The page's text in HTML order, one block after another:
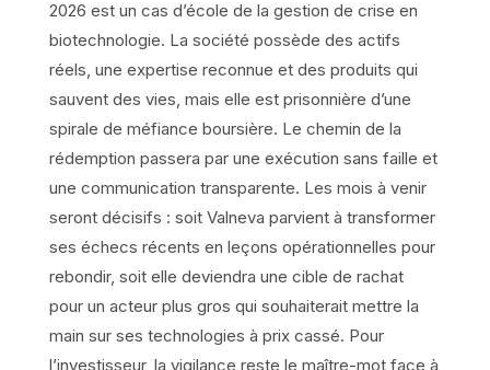
2026 est un cas d’école de la gestion de crise en
biotechnologie. La société possède des actifs
réels, une expertise reconnue et des produits qui
sauvent des vies, mais elle est prisonnière d’une
spirale de méfiance boursière. Le chemin de la
rédemption passera par une exécution sans faille et
une communication transparente. Les mois à venir
seront décisifs : soit Valneva parvient à transformer
ses échecs récents en leçons opérationnelles pour
rebondir, soit elle deviendra une cible de rachat
pour un acteur plus gros qui souhaiterait mettre la
main sur ses technologies à prix cassé. Pour
l’investisseur, la vigilance reste le maître-mot face à